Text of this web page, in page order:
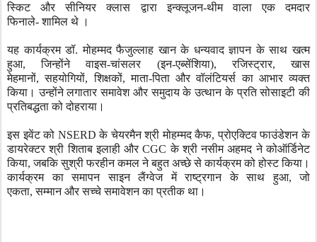
स्किट और सीनियर क्लास द्वारा इन्क्लूजन-थीम वाला एक दमदार
फिनाले- शामिल थे ।
यह कार्यक्रम डॉ. मोहम्मद फैजुल्लाह खान के धन्यवाद ज्ञापन के साथ खत्म
हुआ,जिन्होंने वाइस-चांसलर (इन-एब्सेंशिया),रजिस्ट्रार,खास
मेहमानों,सहयोगियों,शिक्षकों, माता-पिता और वॉलंटियर्स का आभार व्यक्त
किया। उन्होंने लगातार समावेश और समुदाय के उत्थान के प्रति सोसाइटी की
प्रतिबद्धता को दोहराया।
इस इवेंट को NSERDके चेयरमैन श्री मोहम्मद कैफ,प्रोएक्टिव फाउंडेशन के
डायरेक्टर श्री शिताब इलाही और CGCके श्री नसीम अहमद ने कोऑर्डिनेट
किया,जबकि सुश्री फरहीन कमल ने बहुत अच्छे से कार्यक्रम को होस्ट किया।
कार्यक्रम का
समापन साइन लैंग्वेज में राष्ट्रगान के साथ हुआ,जो
एकता,सम्मान और सच्चे समावेशन का प्रतीक था।